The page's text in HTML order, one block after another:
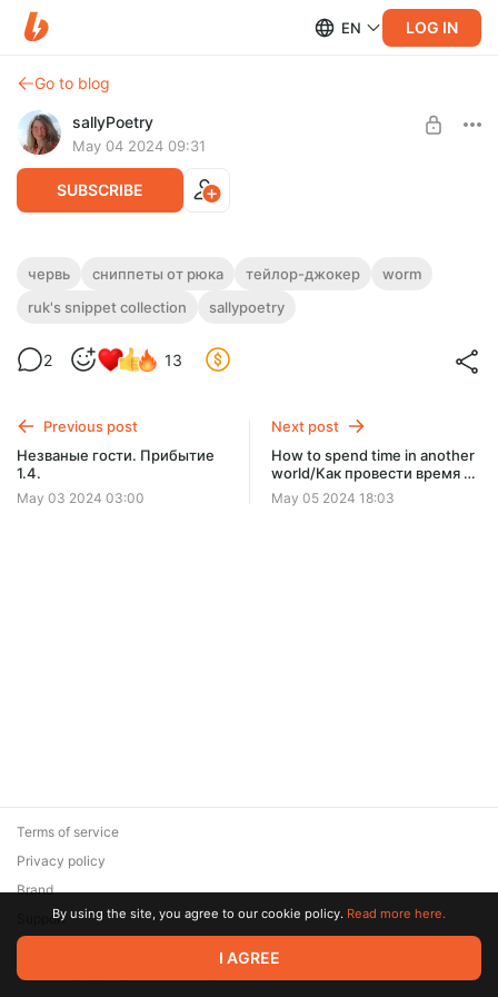
EN LOG IN
Go to blog
sallyPoetry
May 04 2024 09:31
SUBSCRIBE
Сниппеты от Рюка. ...Смотреть, Как
Горит Мир (часть 1) (Джокер!Тейлор)
и ужасы прилагаются.
базовая подписка
SUBSCRIBE
червь сниппеты от рюка тейлор-джокер
worm
ruk's snippet collection
sallypoetry
2 13
Previous post
Незваные гости. Прибытие
1.4.
May 03 2024 03:00
Next post
How to spend time in another
world/Как провести время в
другом мире (серия омаков
по снаркам). Часть 1.
May 05 2024 18:03
© 2026 Zaya Solutions Limited. All rights reserved. All trademarks
are the property of their respective owners.
Terms of service
Privacy policy
Brand
SupportBy using the site, you agree to our cookie policy. Read more here.
I AGREE